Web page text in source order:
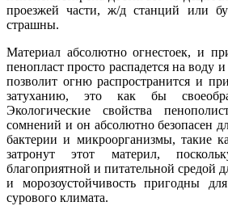
проезжей части, ж/д станций или
страшны.
Материал абсолютно огнестоек, и
пенопласт просто распадется на воду
позволит огню распространится и
затуханию, это как бы
Экологические свойства
сомнений и он абсолютно безопасен
бактерии и микроорганизмы, такие
затронут этот материл,
благоприятной и питательной средой
и морозоустойчивость пригодны
сурового климата.